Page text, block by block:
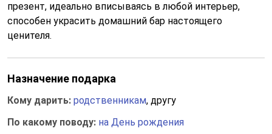
презент, идеально вписываясь в любой интерьер,
способен украсить домашний бар настоящего
ценителя.
Назначение подарка
Кому дарить: родственникам, другу
По какому поводу: на День рождения